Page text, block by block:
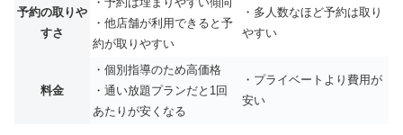
予約の取りや
すさ
・他店舗が利用できると予
約が取りやすい
・多人数なほど予約は取り
やすい
料金
・個別指導のため高価格
・通い放題プランだと1回
あたりが安くなる
・プライベートより費用が
安い